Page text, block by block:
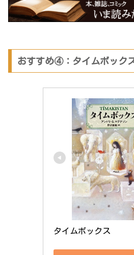
おすすめ④：タイムボック
タイムボックス